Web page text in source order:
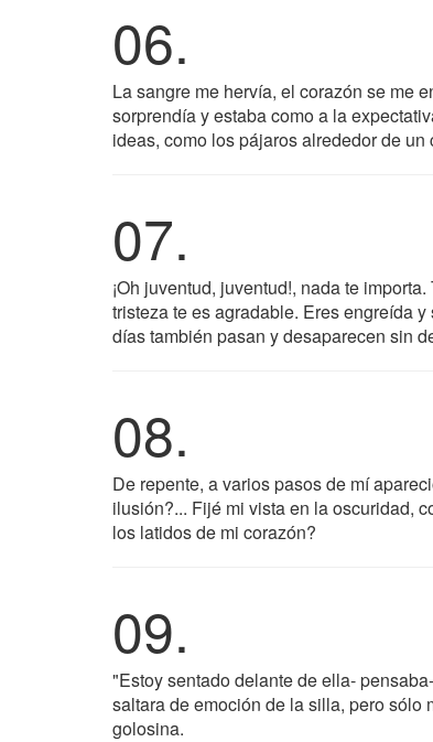
06.
La sangre me hervía, el corazón se me
sorprendía y estaba como a la
ideas, como los pájaros alrededor de un
07.
¡Oh juventud, juventud!, nada te
tristeza te es agradable. Eres engreída
días también pasan y desaparecen sin
08.
De repente, a varios pasos de mí
ilusión?... Fijé mi vista en la oscuridad,
los latidos de mi corazón?
09.
"Estoy sentado delante de ella-
saltara de emoción de la silla, pero sólo
golosina.